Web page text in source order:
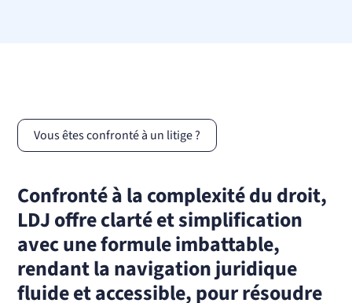
Vous êtes confronté à un litige ?
Confronté à la complexité du droit,
LDJ offre clarté et simplification
avec une formule imbattable,
rendant la navigation juridique
fluide et accessible, pour résoudre